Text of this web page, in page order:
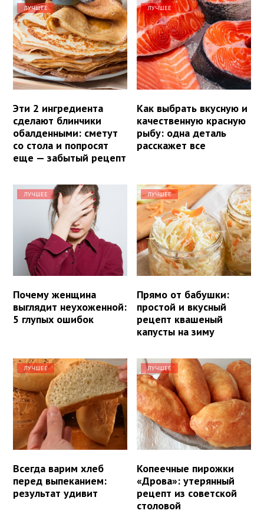
ЛУЧШЕЕ
Эти 2 ингредиента
сделают блинчики
обалденными: сметут
со стола и попросят
еще — забытый рецепт
ЛУЧШЕЕ
Как выбрать вкусную и
качественную красную
рыбу: одна деталь
расскажет все
ЛУЧШЕЕ
Почему женщина
выглядит неухоженной:
5 глупых ошибок
ЛУЧШЕЕ
Прямо от бабушки:
простой и вкусный
рецепт квашеный
капусты на зиму
ЛУЧШЕЕ
Всегда варим хлеб
перед выпеканием:
результат удивит
ЛУЧШЕЕ
Копеечные пирожки
«Дрова»: утерянный
рецепт из советской
столовой